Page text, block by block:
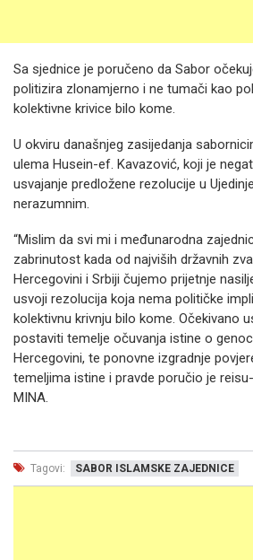
Sa sjednice je poručeno da Sabor
politizira zlonamjerno i ne tumači kao
kolektivne krivice bilo kome.
U okviru današnjeg zasijedanja
ulema Husein-ef. Kavazović, koji je
usvajanje predložene rezolucije u
nerazumnim.
“Mislim da svi mi i međunarodna
zabrinutost kada od najviših državnih
Hercegovini i Srbiji čujemo prijetnje
usvoji rezolucija koja nema političke
kolektivnu krivnju bilo kome. Očekivano
postaviti temelje očuvanja istine o
Hercegovini, te ponovne izgradnje
temeljima istine i pravde poručio je
MINA.
Tagovi: SABOR ISLAMSKE ZAJEDNICE